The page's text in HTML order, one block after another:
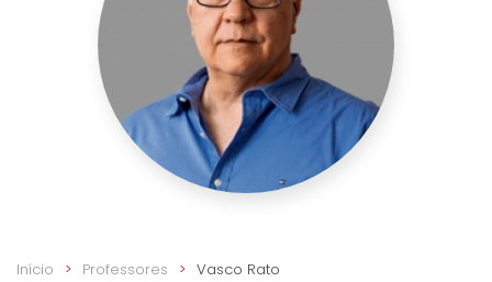
Início Professores Vasco Rato